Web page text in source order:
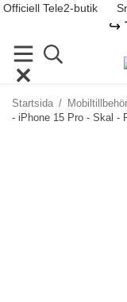
Officiell Tele2-butik
↪️
Startsida / Mobiltillbehör
- iPhone 15 Pro - Skal -